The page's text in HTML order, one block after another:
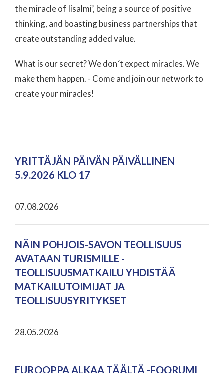
the miracle of Iisalmi’, being a source of positive
thinking, and boasting business partnerships that
create outstanding added value.
What is our secret? We don´t expect miracles. We
make them happen. - Come and join our network to
create your miracles!
YRITTÄJÄN PÄIVÄN PÄIVÄLLINEN
5.9.2026 KLO 17
07.08.2026
NÄIN POHJOIS-SAVON TEOLLISUUS
AVATAAN TURISMILLE -
TEOLLISUUSMATKAILU YHDISTÄÄ
MATKAILUTOIMIJAT JA
TEOLLISUUSYRITYKSET
28.05.2026
EUROOPPA ALKAA TÄÄLTÄ -FOORUMI